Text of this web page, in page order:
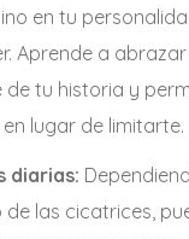
en tu
Aprende a
tu historia y
lugar de limitarte.
diarias:
de las cicatrices,